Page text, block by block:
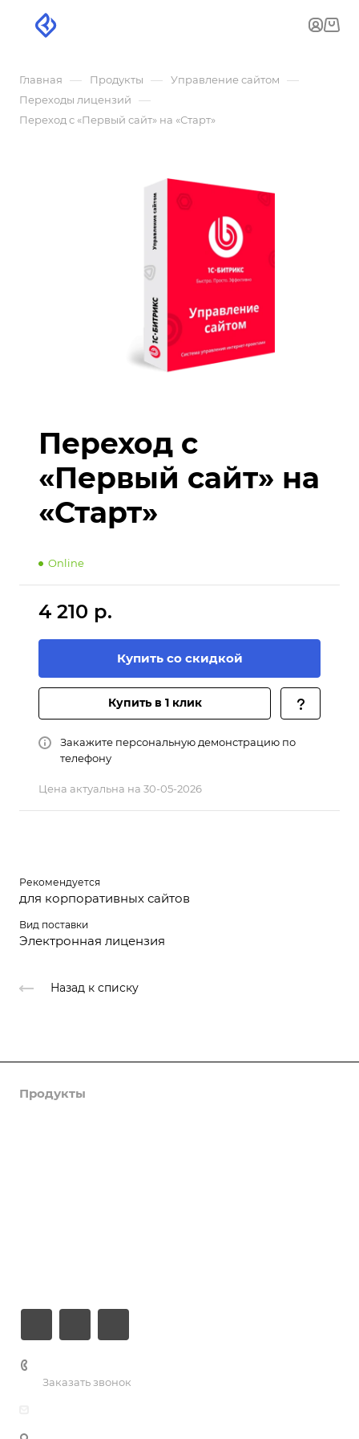
Главная — Продукты — Управление сайтом —
Переходы лицензий —
Переход с «Первый сайт» на «Старт»
Переход с
«Первый сайт» на
«Старт»
Online
4 210 р.
Купить со скидкой
Купить в 1 клик
Закажите персональную демонстрацию по
телефону
Цена актуальна на 30-05-2026
Рекомендуется
для корпоративных сайтов
Вид поставки
Электронная лицензия
Назад к списку
Продукты
Заказать звонок